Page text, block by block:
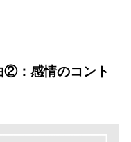
②：感情のコント